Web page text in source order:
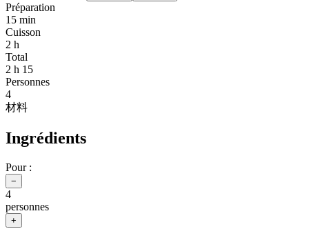
Préparation
15 min
Cuisson
2 h
Total
2 h 15
Personnes
4
材料
Ingrédients
Pour :
−
4
personnes
+